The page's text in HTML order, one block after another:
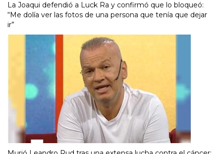
La Joaqui defendió a Luck Ra y confirmó que lo bloqueó:
“Me dolía ver las fotos de una persona que tenía que dejar
ir”